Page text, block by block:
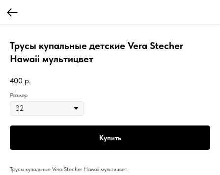
Трусы купальные детские Vera Stecher
Hawaii мультицвет
400 р.
Размер
Купить
Трусы купальные Vera Stecher Hawaii мультицвет